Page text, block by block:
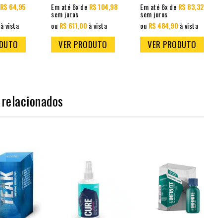
R$ 64,95
vista
Em até 6x de R$ 104,98
sem juros
ou R$ 611,00à vista
VER PRODUTO
Em até 6x de R$ 83,32
sem juros
ou R$ 484,90à vista
VER PRODUTO